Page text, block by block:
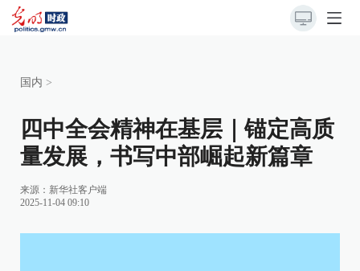
国内 >
四中全会精神在基层｜锚定高质
量发展，书写中部崛起新篇章
来源： 新华社客户端
2025-11-04 09:10